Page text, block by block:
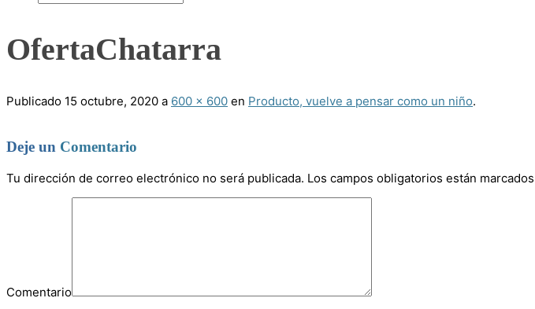
OfertaChatarra
Publicado 15 octubre, 2020 a 600 × 600 en Producto, vuelve a pensar como un niño.
Deje un Comentario
Tu dirección de correo electrónico no será publicada. Los campos obligatorios están
Comentario